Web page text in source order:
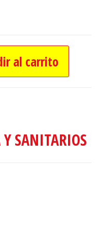
35CM (25CM +
al carrito
SANITARIOS